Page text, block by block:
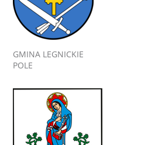
GMINA LEGNICKIE
POLE